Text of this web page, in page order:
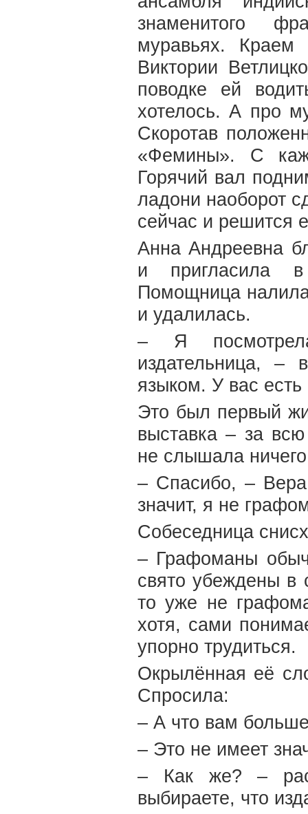
знаменитого
муравьях. Краем
Виктории
поводке ей
хотелось. А про
Скоротав
«Фемины». С
Горячий вал
ладони наоборот
сейчас и решится
Анна Андреевна
и пригласила
Помощница
и удалилась.
– Я
издательница, –
языком. У вас есть
Это был первый
выставка – за
не слышала ничего
– Спасибо, –
значит, я не
Собеседница
– Графоманы
свято убеждены в
то уже не
хотя, сами
упорно трудиться.
Окрылённая её
Спросила:
– А что вам
– Это не имеет
– Как же? –
выбираете, что